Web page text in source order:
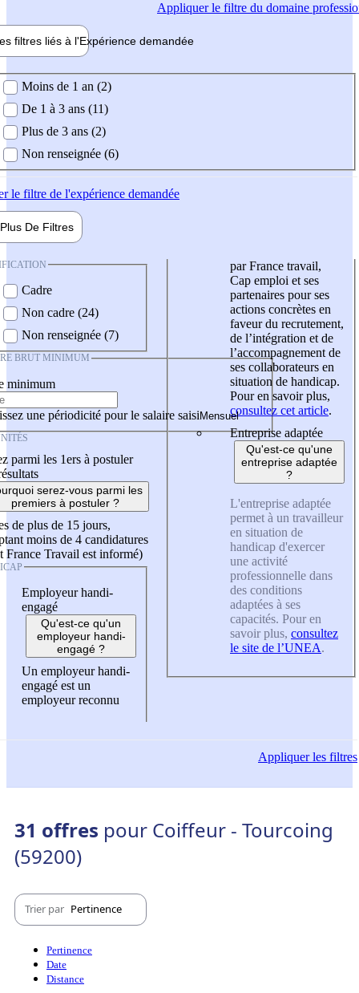
Appliquerle filtre du domaine
filtres liés à l'Expérience demandée
demandée
Moins de 1 an (2)
De 1 à 3 ans (11)
Plus de 3 ans (2)
Non renseignée (6)
le filtre de l'expérience demandée
Plus De Filtres
Cadre
Non cadre (24)
Non renseignée (7)
BRUT MINIMUM
minimum
une périodicité pour le salaire saisi
parmi les 1ers à postuler
serez-vous parmi les
premiers à postuler ?
de plus de 15 jours,
moins de 4 candidatures
France Travail est informé)
Employeur handi-
engagé
Qu'est-ce qu'un
employeur handi-
engagé ?
Un employeur handi-
engagé est un
employeur reconnu
par France travail,
Cap emploi et ses
partenaires pour ses
actions concrètes en
faveur du recrutement,
de l’intégration et de
l’accompagnement de
ses collaborateurs en
situation de handicap.
Pour en savoir plus,
consultez cet article.
Entreprise adaptée
Qu'est-ce qu'une
entreprise adaptée
?
L'entreprise adaptée
permet à un travailleur
en situation de
handicap d'exercer
une activité
professionnelle dans
des conditions
adaptées à ses
capacités. Pour en
savoir plus, consultez
le site de l’UNEA.
Appliquerles filtres
31 offres pour Coiffeur - Tourcoing
(59200)
Trier par Pertinence
Pertinence
Date
Distance